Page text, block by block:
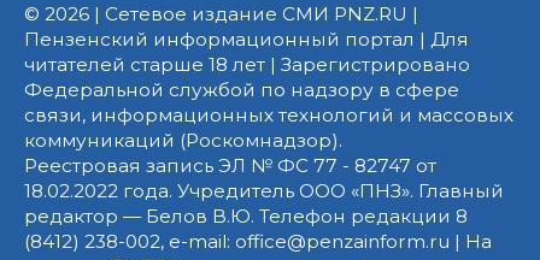
© 2026 | Сетевое издание СМИ PNZ.RU |
Пензенский информационный портал | Для
читателей старше 18 лет | Зарегистрировано
Федеральной службой по надзору в сфере
связи, информационных технологий и массовых
коммуникаций (Роскомнадзор).
Реестровая запись ЭЛ № ФС 77 - 82747 от
18.02.2022 года. Учредитель ООО «ПНЗ». Главный
редактор — Белов В.Ю. Телефон редакции 8
(8412) 238-002, e-mail: office@penzainform.ru | На